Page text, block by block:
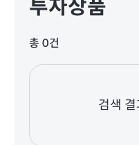
투자상품
총 0건
검색